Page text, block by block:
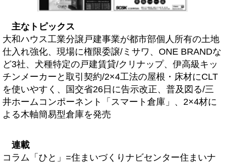
主なトピックス
大和ハウス工業分譲戸建事業が都市部個人所有の土地
仕入れ強化、現場に権限委譲/ミサワ、ONE BRANDな
ど3社、犬種特定の戸建賃貸/クリナップ、伊高級キッ
チンメーカーと取引契約/2×4工法の屋根・床材にCLT
を使いやすく、国交省26日に告示改正、普及図る/三
井ホームコンポーネント「スマート倉庫」、2×4材に
よる木軸簡易型倉庫を発売
連載
コラム「ひと」=住まいづくりナビセンター住まいナ